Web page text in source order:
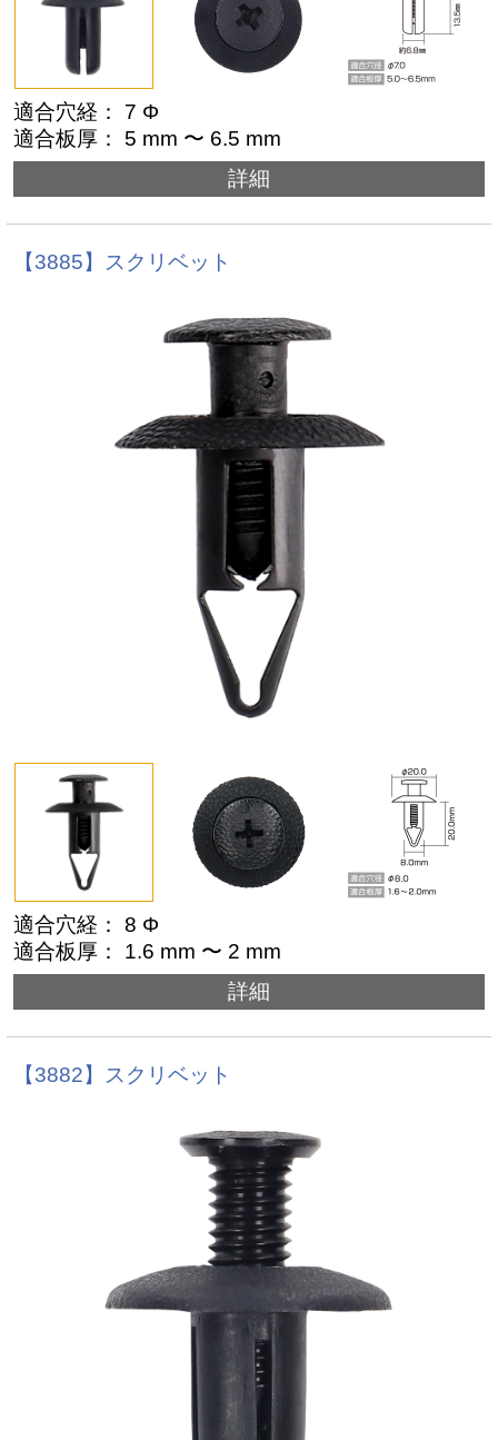
適合穴経： 7 Φ
適合板厚： 5 mm 〜 6.5 mm
詳細
【3885】スクリベット
適合穴経： 8 Φ
適合板厚： 1.6 mm 〜 2 mm
詳細
【3882】スクリベット